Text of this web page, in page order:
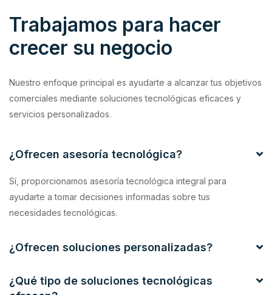
Trabajamos para hacer
crecer su negocio
Nuestro enfoque principal es ayudarte a alcanzar tus objetivos
comerciales mediante soluciones tecnológicas eficaces y
servicios personalizados.
¿Ofrecen asesoría tecnológica?
Sí, proporcionamos asesoría tecnológica integral para
ayudarte a tomar decisiones informadas sobre tus
necesidades tecnológicas.
¿Ofrecen soluciones personalizadas?
¿Qué tipo de soluciones tecnológicas